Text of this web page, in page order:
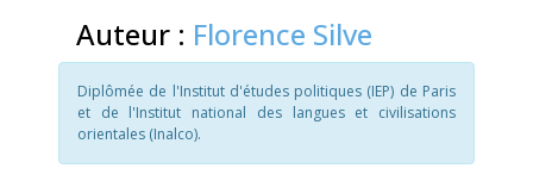
Auteur : Florence Silve
Diplômée de l'Institut d'études politiques (IEP) de Paris
et de l'Institut national des langues et civilisations
orientales (Inalco).